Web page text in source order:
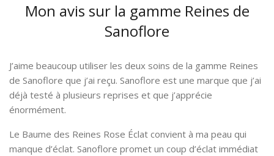
Mon avis sur la gamme Reines de
Sanoflore
J’aime beaucoup utiliser les deux soins de la gamme Reines
de Sanoflore que j’ai reçu. Sanoflore est une marque que j’ai
déjà testé à plusieurs reprises et que j’apprécie
énormément.
Le Baume des Reines Rose Éclat convient à ma peau qui
manque d’éclat. Sanoflore promet un coup d’éclat immédiat